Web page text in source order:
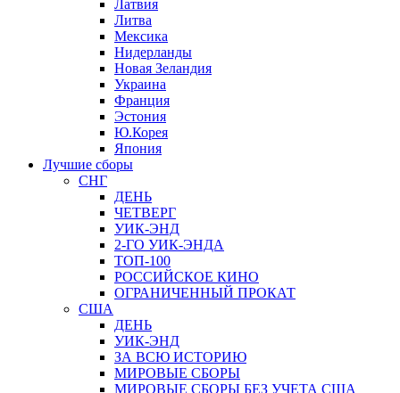
Латвия
Литва
Мексика
Нидерланды
Новая Зеландия
Украина
Франция
Эстония
Ю.Корея
Япония
Лучшие сборы
СНГ
ДЕНЬ
ЧЕТВЕРГ
УИК-ЭНД
2-ГО УИК-ЭНДА
ТОП-100
РОССИЙСКОЕ КИНО
ОГРАНИЧЕННЫЙ ПРОКАТ
США
ДЕНЬ
УИК-ЭНД
ЗА ВСЮ ИСТОРИЮ
МИРОВЫЕ СБОРЫ
МИРОВЫЕ СБОРЫ БЕЗ УЧЕТА США